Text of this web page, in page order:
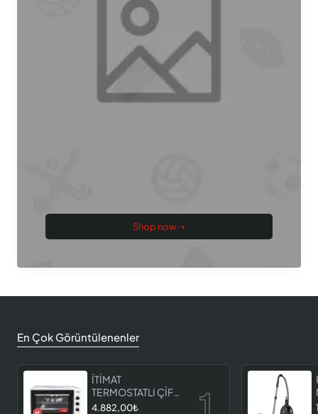
Shop now ➝
En Çok Görüntülenenler
İTİMAT
TERMOSTATLI ÇİFT
CAMLI FIRIN 8060
4.882,00₺